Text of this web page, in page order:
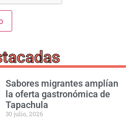
Sabores migrantes amplían
la oferta gastronómica de
Tapachula
30 julio, 2026